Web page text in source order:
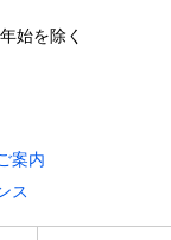
始を除く
案内
ス